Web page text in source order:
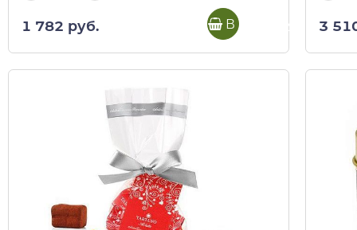
1 782 руб. В корзину 3